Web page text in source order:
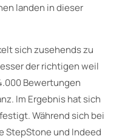
landen in dieser
sich zusehends zu
der richtigen weil
Bewertungen
Im Ergebnis hat sich
Während sich bei
StepStone und Indeed